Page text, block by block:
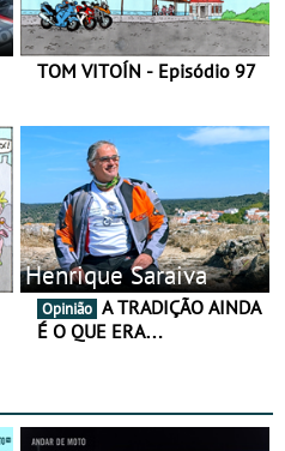
TOM VITOÍN - Episódio 97
Henrique Saraiva
Opinião
É O QUE ERA…